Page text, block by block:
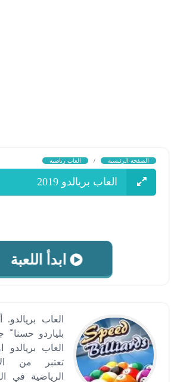
الصفحة الرئيسية / العاب رياضية
العاب بريالدو 2019
ابدأ اللعبة
العاب
بلياردو حسنا
العاب بريالدو
تعتبر من
الرياضية في